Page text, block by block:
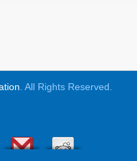
. All Rights Reserved.